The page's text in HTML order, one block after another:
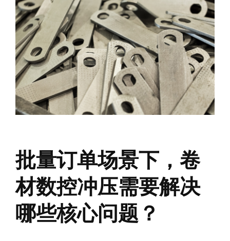
批量订单场景下，卷
材数控冲压需要解决
哪些核心问题？